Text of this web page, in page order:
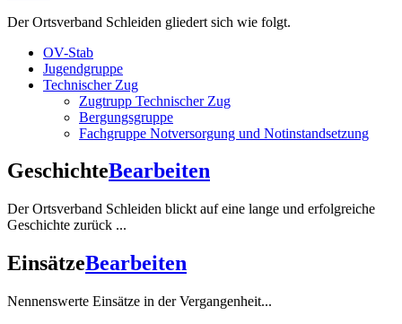
Der Ortsverband Schleiden gliedert sich wie folgt.
OV-Stab
Jugendgruppe
Technischer Zug
Zugtrupp Technischer Zug
Bergungsgruppe
Fachgruppe Notversorgung und Notinstandsetzung
GeschichteBearbeiten
Der Ortsverband Schleiden blickt auf eine lange und erfolgreiche
Geschichte zurück ...
EinsätzeBearbeiten
Nennenswerte Einsätze in der Vergangenheit...